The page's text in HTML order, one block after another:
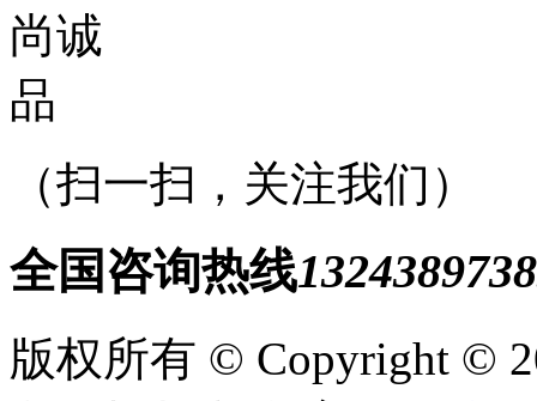
（扫一扫，关注我们）
全国咨询热线
版权所有 © Copyright ©